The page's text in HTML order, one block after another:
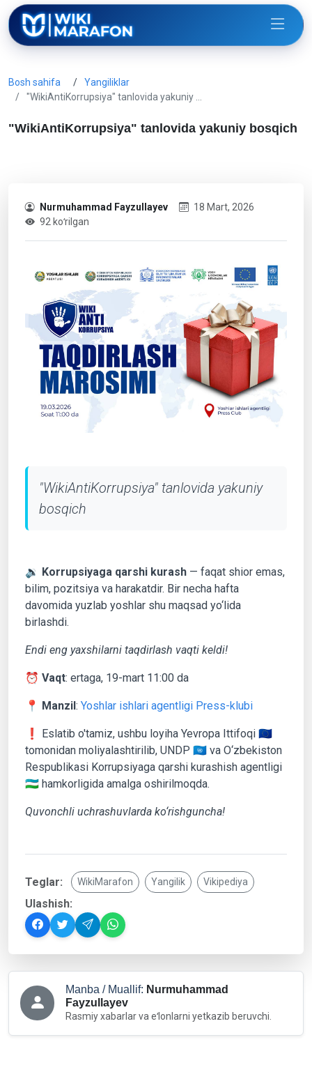
Bosh sahifa
Yangiliklar
"WikiAntiKorrupsiya" tanlovida yakuniy …
"WikiAntiKorrupsiya" tanlovida yakuniy bosqich
Nurmuhammad Fayzullayev
18 Mart, 2026
92 koʻrilgan
"WikiAntiKorrupsiya" tanlovida yakuniy
bosqich
🔉 Korrupsiyaga qarshi kurash — faqat shior emas,
bilim, pozitsiya va harakatdir. Bir necha hafta
davomida yuzlab yoshlar shu maqsad yo‘lida
birlashdi.
Endi eng yaxshilarni taqdirlash vaqti keldi!
⏰ Vaqt: ertaga, 19-mart 11:00 da
📍 Manzil: Yoshlar ishlari agentligi Press-klubi
❗️ Eslatib o'tamiz, ushbu loyiha Yevropa Ittifoqi 🇪🇺
tomonidan moliyalashtirilib, UNDP 🇺🇳 va O‘zbekiston
Respublikasi Korrupsiyaga qarshi kurashish agentligi
🇺🇿 hamkorligida amalga oshirilmoqda.
Quvonchli uchrashuvlarda ko‘rishguncha!
Teglar: WikiMarafon Yangilik Vikipediya
Ulashish:
Manba / Muallif: Nurmuhammad
Fayzullayev
Rasmiy xabarlar va eʻlonlarni yetkazib beruvchi.